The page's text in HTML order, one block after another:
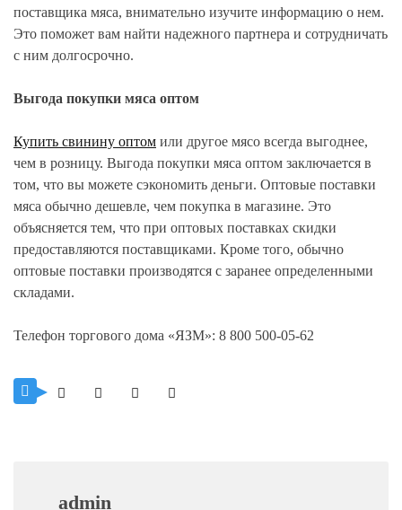
поставщика мяса, внимательно изучите информацию о нем.
Это поможет вам найти надежного партнера и сотрудничать
с ним долгосрочно.
Выгода покупки мяса оптом
Купить свинину оптом или другое мясо всегда выгоднее,
чем в розницу. Выгода покупки мяса оптом заключается в
том, что вы можете сэкономить деньги. Оптовые поставки
мяса обычно дешевле, чем покупка в магазине. Это
объясняется тем, что при оптовых поставках скидки
предоставляются поставщиками. Кроме того, обычно
оптовые поставки производятся с заранее определенными
складами.
Телефон торгового дома «ЯЗМ»: 8 800 500-05-62
admin